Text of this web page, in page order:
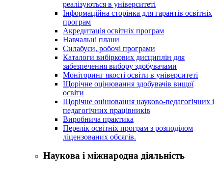
реалізуються в університеті
Інформаційна сторінка для гарантів освітніх
програм
Акредитація освітніх програм
Навчальні плани
Силабуси, робочі програми
Каталоги вибіркових дисциплін для
забезпечення вибору здобувачами
Моніторинг якості освіти в університеті
Щорічне оцінювання здобувачів вищої
освіти
Щорічне оцінювання науково-педагогічних і
педагогічних працівників
Виробнича практика
Перелік освітніх програм з розподілoм
ліцензoваних oбсягів.
Наукова і міжнародна діяльність